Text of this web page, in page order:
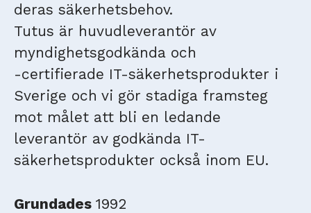
deras säkerhetsbehov.
Tutus är huvudleverantör av
myndighetsgodkända och
-certifierade IT-säkerhetsprodukter i
Sverige och vi gör stadiga framsteg
mot målet att bli en ledande
leverantör av godkända IT-
säkerhetsprodukter också inom EU.
Grundades 1992